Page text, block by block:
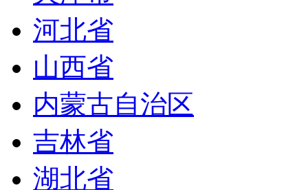
河北省
山西省
内蒙古自治区
吉林省
湖北省